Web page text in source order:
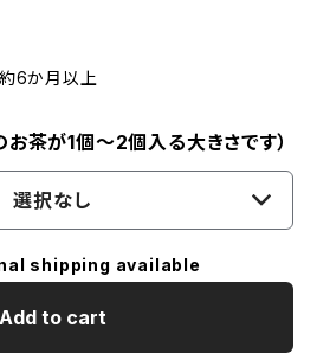
6か月以上
お茶が1個～2個入る大きさです）
選択なし
shipping available
Add to cart